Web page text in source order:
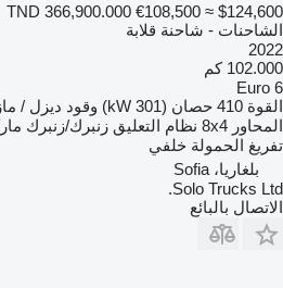
TND 366,900.000 €108,500 ≈ $124,600
الشاحنات - شاحنة قلابة
2022
102.000 كم
Euro 6
القوة 410 حصان (301 kW) وقود ديزل /
المحاور 8x4 نظام التعليق زنبرك/زنبرك
تفريغ الحمولة خلفي
بلغاريا، Sofia
Solo Trucks Ltd.
الاتصال بالبائع